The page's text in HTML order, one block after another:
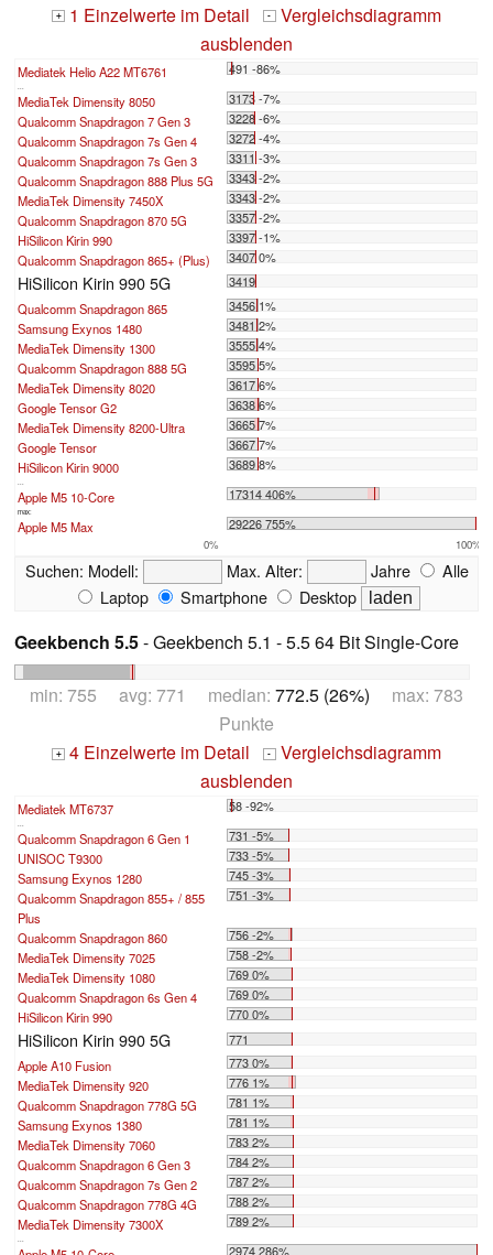
+ 1 Einzelwerte im Detail - Vergleichsdiagramm
ausblenden
Mediatek Helio A22 MT6761 491 -86%
MediaTek Dimensity 8050
3173 -7%
Qualcomm Snapdragon 7 Gen 3
3228 -6%
Qualcomm Snapdragon 7s Gen 4
3272 -4%
Qualcomm Snapdragon 7s Gen 3
3311 -3%
Qualcomm Snapdragon 888 Plus 5G
3343 -2%
MediaTek Dimensity 7450X
3343 -2%
Qualcomm Snapdragon 870 5G
3357 -2%
HiSilicon Kirin 990
3397 -1%
Qualcomm Snapdragon 865+ (Plus)
3407 0%
HiSilicon Kirin 990 5G
3419
Qualcomm Snapdragon 865
3456 1%
Samsung Exynos 1480
3481 2%
MediaTek Dimensity 1300
3555 4%
Qualcomm Snapdragon 888 5G
3595 5%
MediaTek Dimensity 8020
3617 6%
Google Tensor G2
3638 6%
MediaTek Dimensity 8200-Ultra
3665 7%
Google Tensor
3667 7%
HiSilicon Kirin 9000
3689 8%
Apple M5 10-Core 17314 406%
max:
Apple M5 Max 29226 755%
0% 100%
Suchen: Modell: Max. Alter: Jahre
Alle
Laptop
Smartphone Desktop
Geekbench 5.5- Geekbench 5.1 - 5.5 64 Bit Single-Core
min: 755 avg: 771 median: 772.5 (26%) max: 783
Punkte
+ 4 Einzelwerte im Detail - Vergleichsdiagramm
ausblenden
Mediatek MT6737 58 -92%
...
Qualcomm Snapdragon 6 Gen 1
731 -5%
UNISOC T9300
733 -5%
Samsung Exynos 1280
745 -3%
Qualcomm Snapdragon 855+ / 855
Plus
751 -3%
Qualcomm Snapdragon 860
756 -2%
MediaTek Dimensity 7025
758 -2%
MediaTek Dimensity 1080
769 0%
Qualcomm Snapdragon 6s Gen 4
769 0%
HiSilicon Kirin 990
770 0%
HiSilicon Kirin 990 5G
771
Apple A10 Fusion
773 0%
MediaTek Dimensity 920
776 1%
Qualcomm Snapdragon 778G 5G
781 1%
Samsung Exynos 1380
781 1%
MediaTek Dimensity 7060
783 2%
Qualcomm Snapdragon 6 Gen 3
784 2%
Qualcomm Snapdragon 7s Gen 2
787 2%
Qualcomm Snapdragon 778G 4G
788 2%
MediaTek Dimensity 7300X
789 2%
...
2974 286%